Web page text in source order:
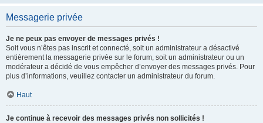
Messagerie privée
Je ne peux pas envoyer de messages privés !
Soit vous n’êtes pas inscrit et connecté, soit un administrateur a désactivé
entièrement la messagerie privée sur le forum, soit un administrateur ou un
modérateur a décidé de vous empêcher d’envoyer des messages privés. Pour
plus d’informations, veuillez contacter un administrateur du forum.
Haut
Je continue à recevoir des messages privés non sollicités !